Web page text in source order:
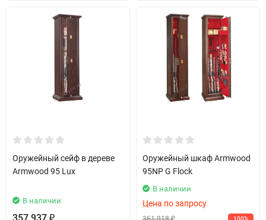
Оружейный сейф в дереве
Armwood 95 Lux
В наличии
₽
Оружейный шкаф Armwood
95NP G Flock
В наличии
Цена по запросу
100%